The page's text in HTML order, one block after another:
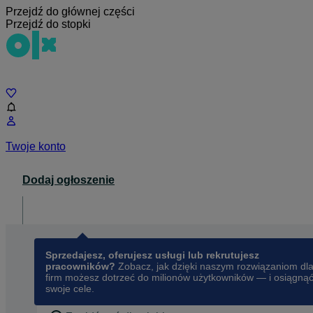
Przejdź do głównej części
Przejdź do stopki
Twoje konto
Dodaj ogłoszenie
Sprzedajesz, oferujesz usługi lub rekrutujesz
pracowników? Zobacz, jak dzięki naszym rozwiązaniom dla
firm możesz dotrzeć do milionów użytkowników — i osiągnąć
swoje cele.